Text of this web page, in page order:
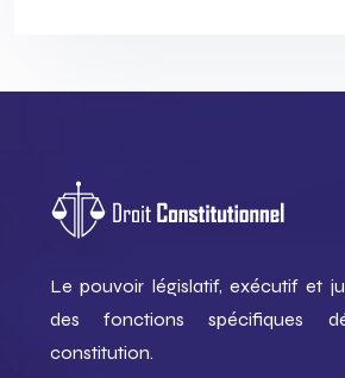
Le pouvoir législatif, exécutif et
des fonctions spécifiques
constitution.